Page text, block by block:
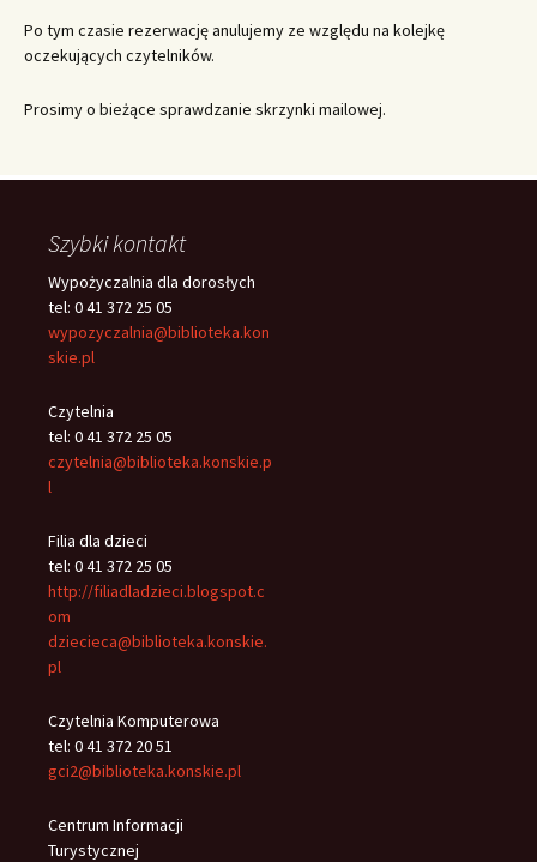
Po tym czasie rezerwację anulujemy ze względu na kolejkę
oczekujących czytelników.
Prosimy o bieżące sprawdzanie skrzynki mailowej.
Szybki kontakt
Wypożyczalnia dla dorosłych
tel: 0 41 372 25 05
wypozyczalnia@biblioteka.kon
skie.pl
Czytelnia
tel: 0 41 372 25 05
czytelnia@biblioteka.konskie.p
l
Filia dla dzieci
tel: 0 41 372 25 05
http://filiadladzieci.blogspot.c
om
dziecieca@biblioteka.konskie.
pl
Czytelnia Komputerowa
tel: 0 41 372 20 51
gci2@biblioteka.konskie.pl
Centrum Informacji
Turystycznej